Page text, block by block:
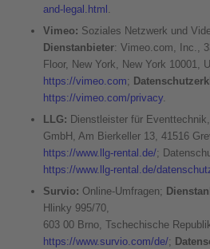
and-legal.html .
Vimeo: Soziales Netzwerk und
Dienstanbieter: Vimeo.com, Inc.,
Floor, New York, New York 10001,
https://vimeo.com;
https://vimeo.com/privacy.
LLG: Dienstleister für
GmbH, Am Bierkeller 13, 41516
https://www.llg-rental.de/;
https://www.llg-rental.de/
Survio: Online-Umfragen;
Hlinky 995/70,
603 00 Brno, Tschechische
https://www.survio.com/de/;